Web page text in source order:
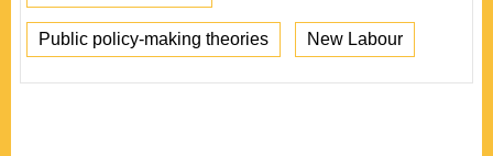
Public policy-making theories New Labour